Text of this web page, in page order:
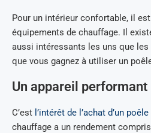
Pour un intérieur confortable, il
équipements de chauffage. Il
aussi intéressants les uns que
que vous gagnez à utiliser un
Un appareil performant
C’est l’intérêt de l’achat d’un
chauffage a un rendement